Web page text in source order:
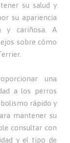
su salud y
su apariencia
y cariñosa. A
sobre cómo
una
a los perros
rápido y
mantener su
consultar con
y el tipo de